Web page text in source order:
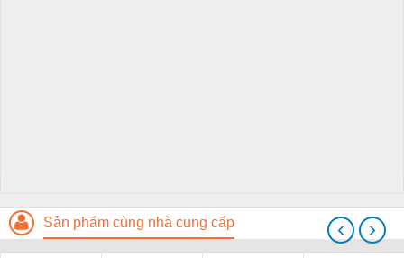
Sản phẩm cùng nhà cung cấp ‹ ›